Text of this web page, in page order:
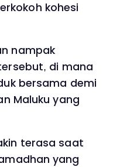
kohesi
nampak
di mana
bersama demi
Maluku yang
terasa saat
yang